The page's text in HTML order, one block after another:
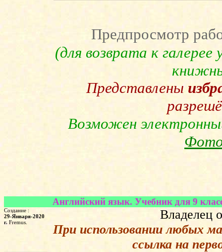
Предпросмотр
(для возврата к
Представлены
Возможен
Английский язык. Учебник для 9
Создание :
29-Января-2020
г. Fremus.
Владелец
При использовании любых
ссылка на